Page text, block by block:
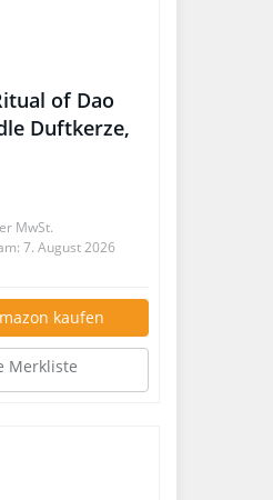
of Dao
Duftkerze,
MwSt.
7. August 2026
kaufen
Merkliste